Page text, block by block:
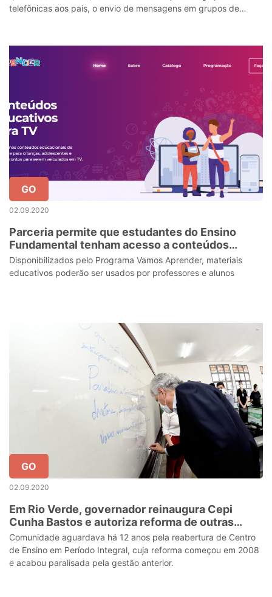
telefônicas aos pais, o envio de mensagens em grupos de
GO
02.09.2020
Parceria permite que estudantes do Ensino
Fundamental tenham acesso a conteúdos
educativos gratuitos
Disponibilizados pelo Programa Vamos Aprender, materiais
educativos poderão ser usados por professores e alunos
GO
02.09.2020
Em Rio Verde, governador reinaugura Cepi
Cunha Bastos e autoriza reforma de outras
unidades educacionais
Comunidade aguardava há 12 anos pela reabertura de Centro
de Ensino em Período Integral, cuja reforma começou em 2008
e acabou paralisada pela gestão anterior.